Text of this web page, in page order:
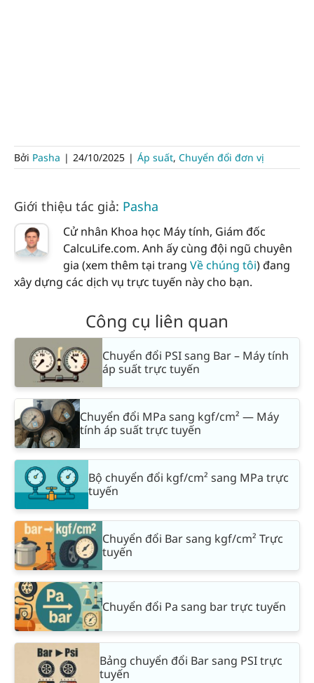
Bởi Pasha | 24/10/2025 | Áp suất, Chuyển đổi đơn vị
Giới thiệu tác giả: Pasha
Cử nhân Khoa học Máy tính, Giám đốc
CalcuLife.com. Anh ấy cùng đội ngũ chuyên
gia (xem thêm tại trang Về chúng tôi) đang
xây dựng các dịch vụ trực tuyến này cho bạn.
Công cụ liên quan
Chuyển đổi PSI sang Bar – Máy tính
áp suất trực tuyến
Chuyển đổi MPa sang kgf/cm² — Máy
tính áp suất trực tuyến
Bộ chuyển đổi kgf/cm² sang MPa trực
tuyến
Chuyển đổi Bar sang kgf/cm² Trực
tuyến
Chuyển đổi Pa sang bar trực tuyến
Bảng chuyển đổi Bar sang PSI trực
tuyến